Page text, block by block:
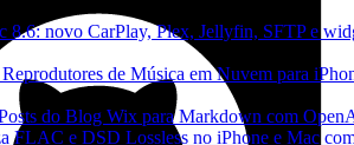
8.6: novo CarPlay, Plex, Jellyfin, SFTP e
de Música em Nuvem para
do Blog Wix para Markdown com
FLAC e DSD Lossless no iPhone e Mac